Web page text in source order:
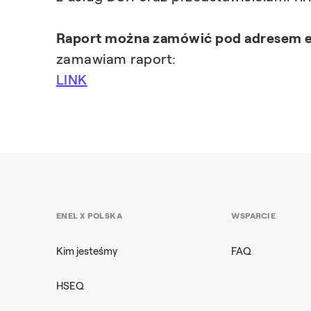
Raport można zamówić pod adresem
zamawiam raport:
LINK
ENEL X POLSKA
Kim jesteśmy
HSEQ
WSPARCIE
FAQ